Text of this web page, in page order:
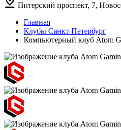
Питерский проспект, 7,
Главная
Клубы Санкт-Петербург
Компьютерный клуб Atom